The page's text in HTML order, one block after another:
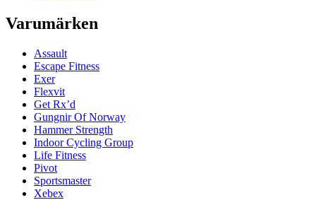
Varumärken
Assault
Escape Fitness
Exer
Flexvit
Get Rx’d
Gungnir Of Norway
Hammer Strength
Indoor Cycling Group
Life Fitness
Pivot
Sportsmaster
Xebex